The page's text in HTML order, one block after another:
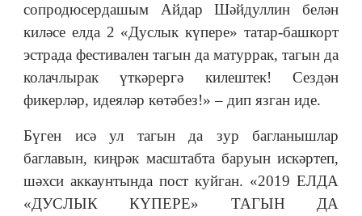
сопродюсердашым Айдар Шәйдуллин белән
киләсе елда 2 «Дуслык күпере» татар-башкорт
эстрада фестивален тагын да матуррак, тагын да
колачлырак үткәрергә килештек! Сездән
фикерләр, идеяләр көтәбез!»– дип язган иде.
Бүген исә ул тагын да зур багланышлар
баглавын, киңрәк масштабта баруын искәртеп,
шәхси аккаунтында пост куйган. «2019 ЕЛДА
«ДУСЛЫК КҮПЕРЕ» ТАГЫН ДА